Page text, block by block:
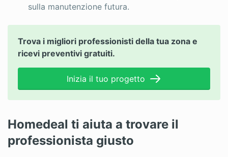
sulla manutenzione futura.
Trova i migliori professionisti della tua zona e
ricevi preventivi gratuiti.
Inizia il tuo progetto
Homedeal ti aiuta a trovare il
professionista giusto